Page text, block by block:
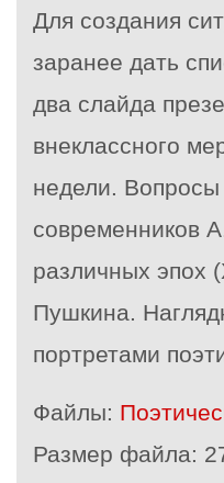
Для создания
заранее дать
два слайда
внеклассного
недели.
современников
различных эпох
Пушкина.
портретами
Файлы:
Размер файла: